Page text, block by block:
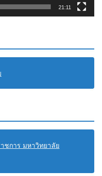
21:11
ชการ มหาวิทยาลัย